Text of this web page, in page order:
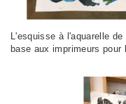
L'esquisse à l'aquarelle
base aux imprimeurs